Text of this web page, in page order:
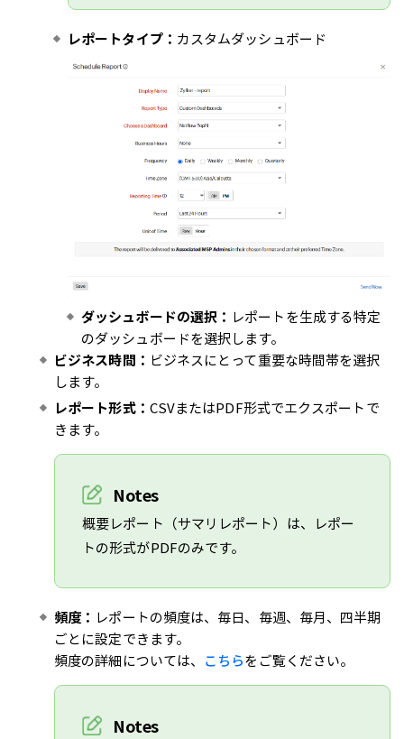
レポートタイプ： カスタムダッシュボード
ダッシュボードの選択： レポートを生成する特定
のダッシュボードを選択します。
ビジネス時間： ビジネスにとって重要な時間帯を選択
します。
レポート形式： CSVまたはPDF形式でエクスポートで
きます。
Notes
概要レポート（サマリレポート）は、レポー
トの形式がPDFのみです。
頻度： レポートの頻度は、毎日、毎週、毎月、四半期
ごとに設定できます。
頻度の詳細については、 こちらをご覧ください。
Notes